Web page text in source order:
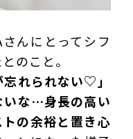
んにとってシフ
のこと。
忘れられない♡」
いな…身長の高い
の余裕と置き心